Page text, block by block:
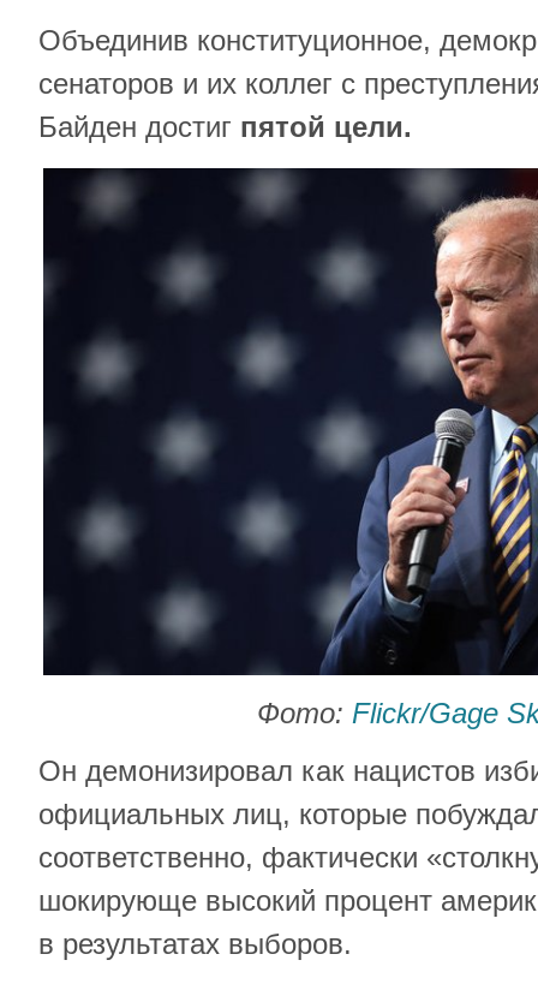
Объединив конституционное,
сенаторов и их коллег с
Байден достиг пятой цели.
Фото: Flickr/Gage
Он демонизировал как нацистов
официальных лиц, которые
соответственно, фактически
шокирующе высокий процент
в результатах выборов.